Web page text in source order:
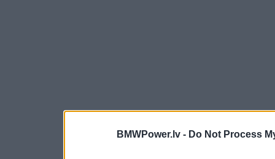
BMWPower.lv - Do Not Process